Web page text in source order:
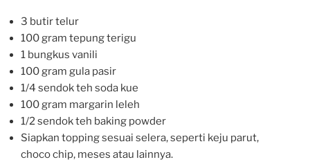
3 butir telur
100 gram tepung terigu
1 bungkus vanili
100 gram gula pasir
1/4 sendok teh soda kue
100 gram margarin leleh
1/2 sendok teh baking powder
Siapkan topping sesuai selera, seperti keju parut,
choco chip, meses atau lainnya.